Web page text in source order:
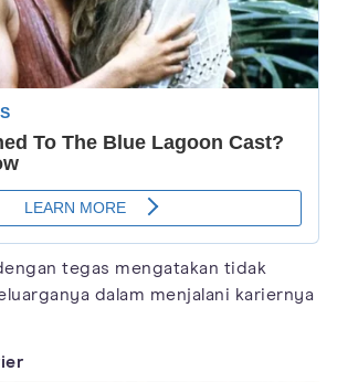
tegas mengatakan tidak
dalam menjalani kariernya